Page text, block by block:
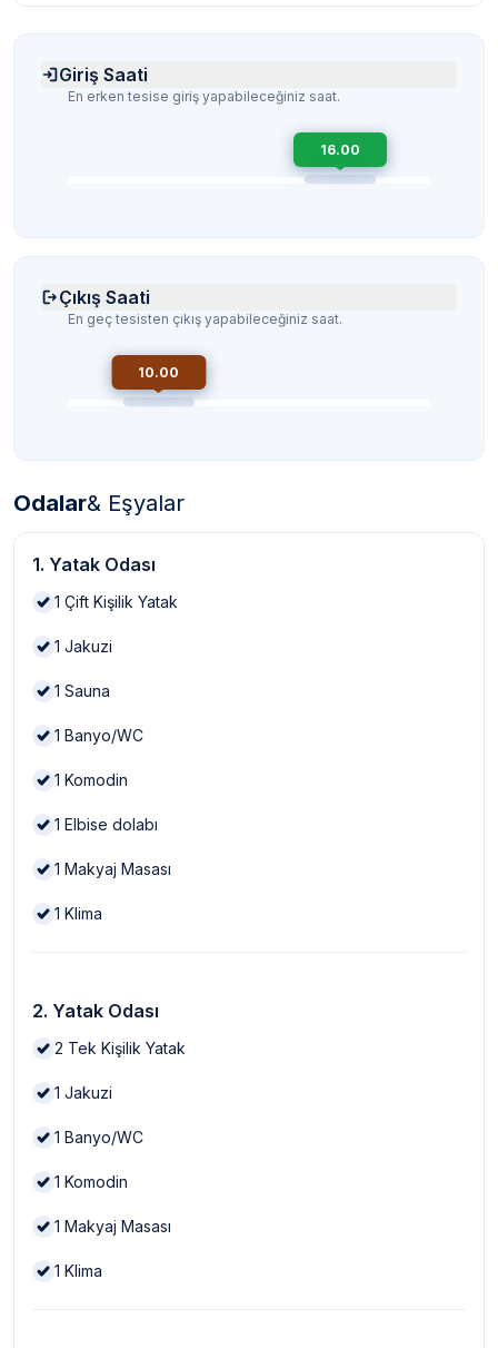
Giriş Saati
En erken tesise giriş yapabileceğiniz saat.
16.00
Çıkış Saati
En geç tesisten çıkış yapabileceğiniz saat.
10.00
Odalar& Eşyalar
1. Yatak Odası
1 Çift Kişilik Yatak
1 Jakuzi
1 Sauna
1 Banyo/WC
1 Komodin
1 Elbise dolabı
1 Makyaj Masası
1 Klima
2. Yatak Odası
2 Tek Kişilik Yatak
1 Jakuzi
1 Banyo/WC
1 Komodin
1 Makyaj Masası
1 Klima